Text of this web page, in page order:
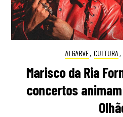
ALGARVE, CULTURA ,
Marisco da Ria
concertos